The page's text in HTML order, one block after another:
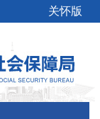
关怀版